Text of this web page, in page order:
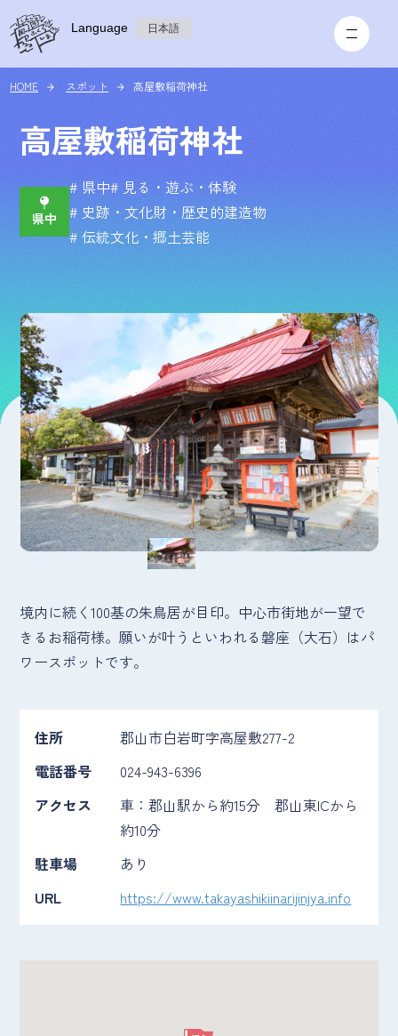
Language 日本語
HOME スポット 高屋敷稲荷神社
高屋敷稲荷神社
# 県中# 見る・遊ぶ・体験
# 史跡・文化財・歴史的建造物
# 伝統文化・郷土芸能
境内に続く100基の朱鳥居が目印。中心市街地が一望で
きるお稲荷様。願いが叶うといわれる磐座（大石）はパ
ワースポットです。
住所
郡山市白岩町字高屋敷277-2
電話番号
024-943-6396
アクセス
車：郡山駅から約15分 郡山東ICから
約10分
駐車場
あり
URL
https://www.takayashikiinarijinjya.info